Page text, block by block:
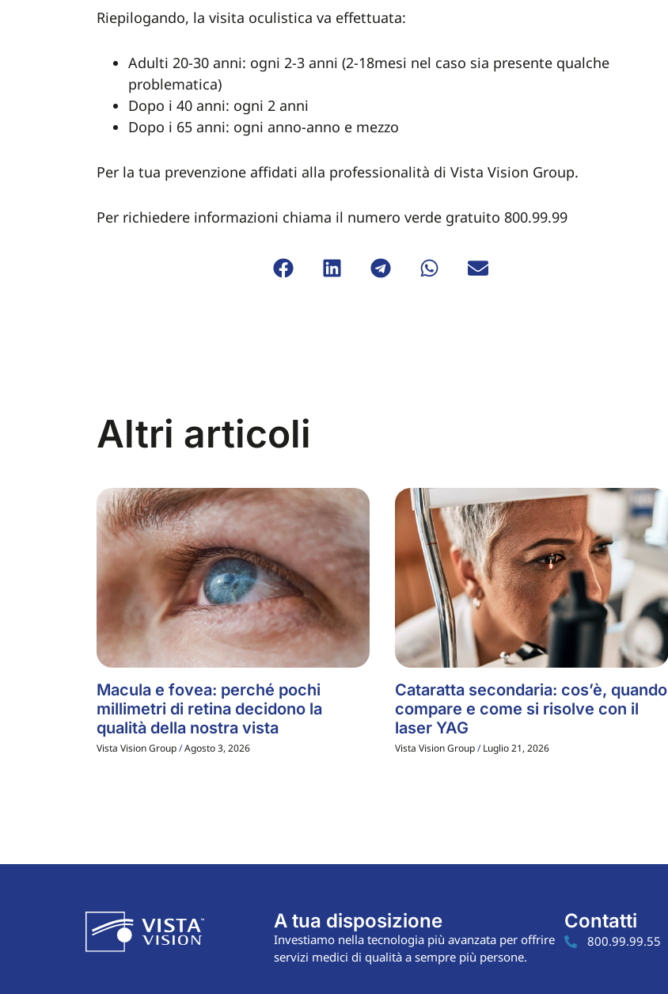
Riepilogando, la visita oculistica va effettuata:
Adulti 20-30 anni: ogni 2-3 anni (2-18mesi nel caso sia presente qualche
problematica)
Dopo i 40 anni: ogni 2 anni
Dopo i 65 anni: ogni anno-anno e mezzo
Per la tua prevenzione affidati alla professionalità di Vista Vision Group.
Per richiedere informazioni chiama il numero verde gratuito 800.99.99
Altri articoli
Macula e fovea: perché pochi
millimetri di retina decidono la
qualità della nostra vista
Vista Vision Group Agosto 3, 2026
Cataratta secondaria: cos’è, quando
compare e come si risolve con il
laser YAG
Vista Vision Group Luglio 21, 2026
A tua disposizione
Investiamo nella tecnologia più avanzata per offrire
servizi medici di qualità a sempre più persone.
Contatti
800.99.99.55